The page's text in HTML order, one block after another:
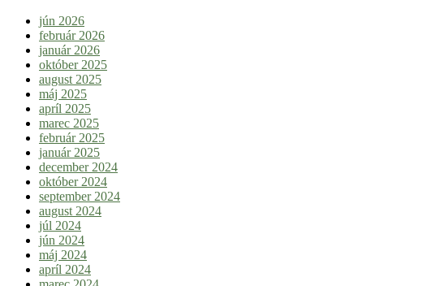
jún 2026
február 2026
január 2026
október 2025
august 2025
máj 2025
apríl 2025
marec 2025
február 2025
január 2025
december 2024
október 2024
september 2024
august 2024
júl 2024
jún 2024
máj 2024
apríl 2024